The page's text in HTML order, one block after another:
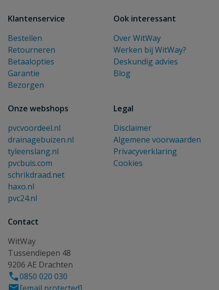
Klantenservice
Bestellen
Retourneren
Betaalopties
Garantie
Bezorgen
Ook interessant
Over WitWay
Werken bij WitWay?
Deskundig advies
Blog
Onze webshops
pvcvoordeel.nl
drainagebuizen.nl
tyleenslang.nl
pvcbuis.com
schrikdraad.net
haxo.nl
pvc24.nl
Legal
Disclaimer
Algemene voorwaarden
Privacyverklaring
Cookies
Contact
WitWay
Tussendiepen 48
9206 AE Drachten
0850 020 030